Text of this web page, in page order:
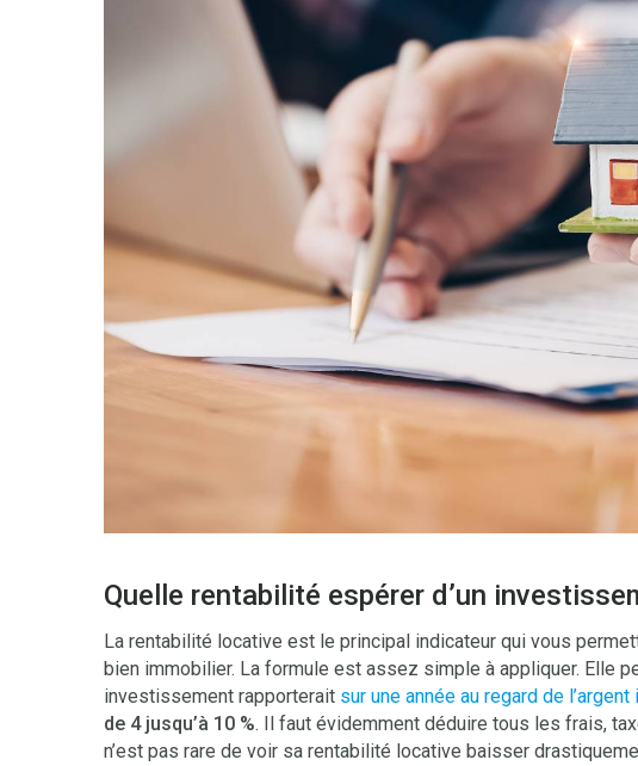
Quelle rentabilité espérer d’un
La rentabilité locative est le principal indicateur qui vous
bien immobilier. La formule est assez simple à appliquer. Elle
investissement rapporterait sur une année au regard de
de 4 jusqu’à 10 %. Il faut évidemment déduire tous les frais,
n’est pas rare de voir sa rentabilité locative baisser